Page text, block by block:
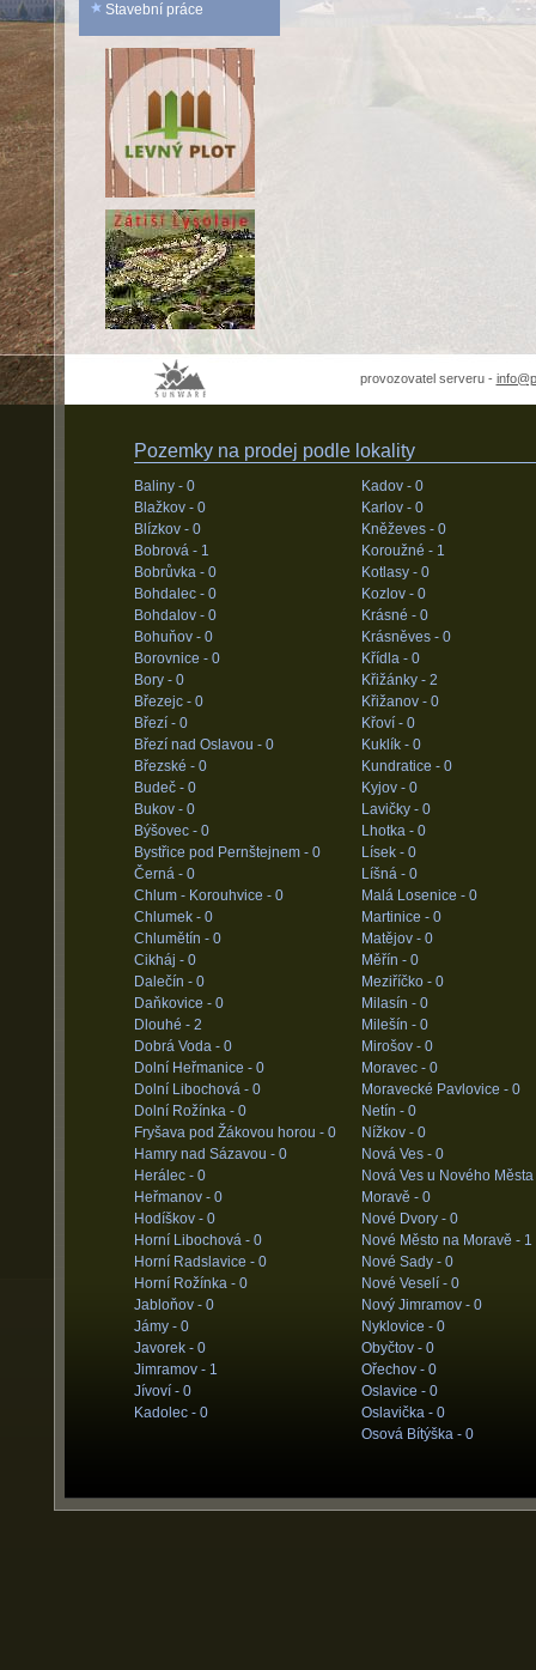
Stavební práce
provozovatel serveru -
Pozemky na prodej podle lokality
Baliny - 0
Blažkov - 0
Blízkov - 0
Bobrová - 1
Bobrůvka - 0
Bohdalec - 0
Bohdalov - 0
Bohuňov - 0
Borovnice - 0
Bory - 0
Březejc - 0
Březí - 0
Březí nad Oslavou - 0
Březské - 0
Budeč - 0
Bukov - 0
Býšovec - 0
Bystřice pod Pernštejnem - 0
Černá - 0
Chlum - Korouhvice - 0
Chlumek - 0
Chlumětín - 0
Cikháj - 0
Dalečín - 0
Daňkovice - 0
Dlouhé - 2
Dobrá Voda - 0
Dolní Heřmanice - 0
Dolní Libochová - 0
Dolní Rožínka - 0
Fryšava pod Žákovou horou - 0
Hamry nad Sázavou - 0
Herálec - 0
Heřmanov - 0
Hodíškov - 0
Horní Libochová - 0
Horní Radslavice - 0
Horní Rožínka - 0
Jabloňov - 0
Jámy - 0
Javorek - 0
Jimramov - 1
Jívoví - 0
Kadolec - 0
Kadov - 0
Karlov - 0
Kněževes - 0
Koroužné - 1
Kotlasy - 0
Kozlov - 0
Krásné - 0
Krásněves - 0
Křídla - 0
Křižánky - 2
Křižanov - 0
Křoví - 0
Kuklík - 0
Kundratice - 0
Kyjov - 0
Lavičky - 0
Lhotka - 0
Lísek - 0
Líšná - 0
Malá Losenice - 0
Martinice - 0
Matějov - 0
Měřín - 0
Meziříčko - 0
Milasín - 0
Milešín - 0
Mirošov - 0
Moravec - 0
Moravecké Pavlovice - 0
Netín - 0
Nížkov - 0
Nová Ves - 0
Nová Ves u Nového
Moravě - 0
Nové Dvory - 0
Nové Město na Moravě - 1
Nové Sady - 0
Nové Veselí - 0
Nový Jimramov - 0
Nyklovice - 0
Obyčtov - 0
Ořechov - 0
Oslavice - 0
Oslavička - 0
Osová Bítýška - 0